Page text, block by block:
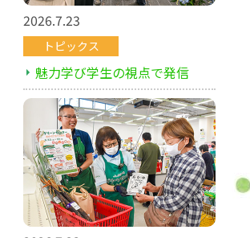
2026.7.23
トピックス
魅力学び学生の視点で発信